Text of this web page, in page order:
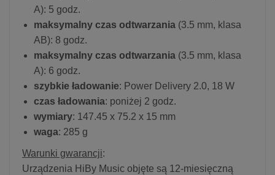
A): 5 godz.
maksymalny czas odtwarzania (3.5 mm, klasa
AB): 8 godz.
maksymalny czas odtwarzania (3.5 mm, klasa
A): 6 godz.
szybkie ładowanie: Power Delivery 2.0, 18 W
czas ładowania: poniżej 2 godz.
wymiary: 147.45 x 75.2 x 15 mm
waga: 285 g
Warunki gwarancji:
Urządzenia HiBy Music objęte są 12-miesięczną